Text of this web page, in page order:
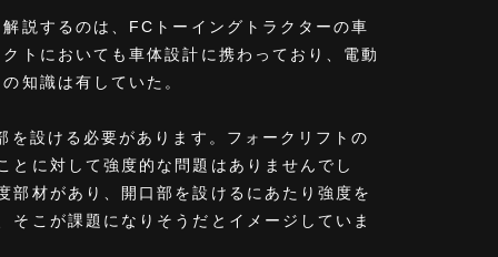
説するのは、FCトーイングトラクターの車
トにおいても車体設計に携わっており、電動
知識は有していた。
設ける必要があります。フォークリフトの
とに対して強度的な問題はありませんでし
部材があり、開口部を設けるにあたり強度を
こが課題になりそうだとイメージしていま